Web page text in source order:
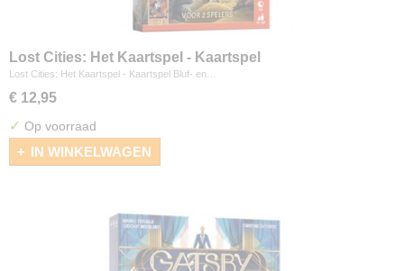
Lost Cities: Het Kaartspel - Kaartspel
Lost Cities: Het Kaartspel - Kaartspel Bluf- en…
€ 12,95
✓ Op voorraad
IN WINKELWAGEN